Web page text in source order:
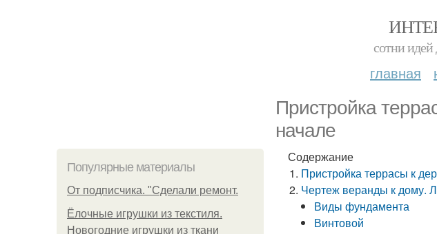
сотни идей
главная
Пристройка
начале
Популярные материалы
От подписчика. "Сделали ремонт.
Ёлочные игрушки из текстиля.
Новогодние игрушки из ткани
Содержание
Пристройка террасы к
Чертеж веранды к дому.
Виды фундамента
Винтовой